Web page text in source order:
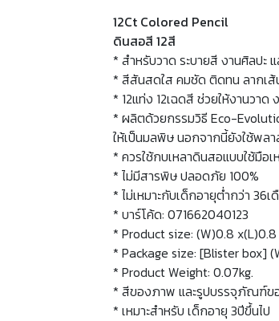
12Ct Colored Pencil
ดินสอสี 12สี
* สำหรับวาด ระบายสี งานศิลปะ
* สีสันสดใส คมชัด ติดทน ลากเส้
* 12แท่ง 12เฉดสี ช่วยให้งานวา
* ผลิตด้วยกรรมวิธี Eco-
ให้เป็นมลพิษ นอกจากนี้ยังใช้พล
* ควรใช้กบเหลาดินสอแบบใช้มือ
* ไม่มีสารพิษ ปลอดภัย 100%
* ไม่เหมาะกับเด็กอายุต่ำกว่า 36
* บาร์โค้ด: 071662040123
* Product size: (W)0.8
* Package size: [Blister box]
* Product Weight: 0.07kg.
* สีของภาพ และรูปบรรจุภัณฑ์ข
* เหมาะสำหรับ เด็กอายุ 3ปีขึ้นไป